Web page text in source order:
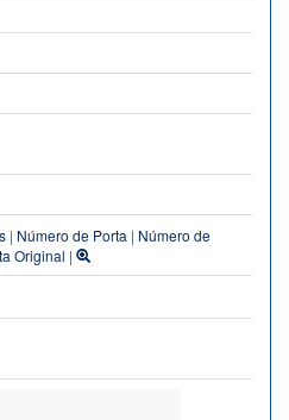
| Número de Porta | Número de
Original |